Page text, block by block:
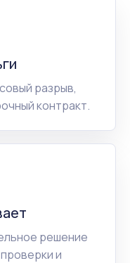
разрыв,
контракт.
решение
и